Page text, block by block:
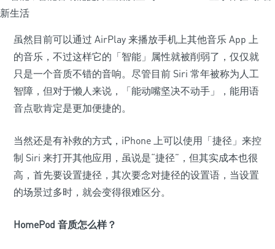
虽然目前可以通过 AirPlay 来播放手机上其他音乐 App 上
的音乐，不过这样它的「智能」属性就被削弱了，仅仅就
只是一个音质不错的音响。尽管目前 Siri 常年被称为人工
智障，但对于懒人来说，「能动嘴坚决不动手」，能用语
音点歌肯定是更加便捷的。
当然还是有补救的方式，iPhone 上可以使用「捷径」来控
制 Siri 来打开其他应用，虽说是“捷径”，但其实成本也很
高，首先要设置捷径，其次要念对捷径的设置语，当设置
的场景过多时，就会变得很难区分。
HomePod 音质怎么样？